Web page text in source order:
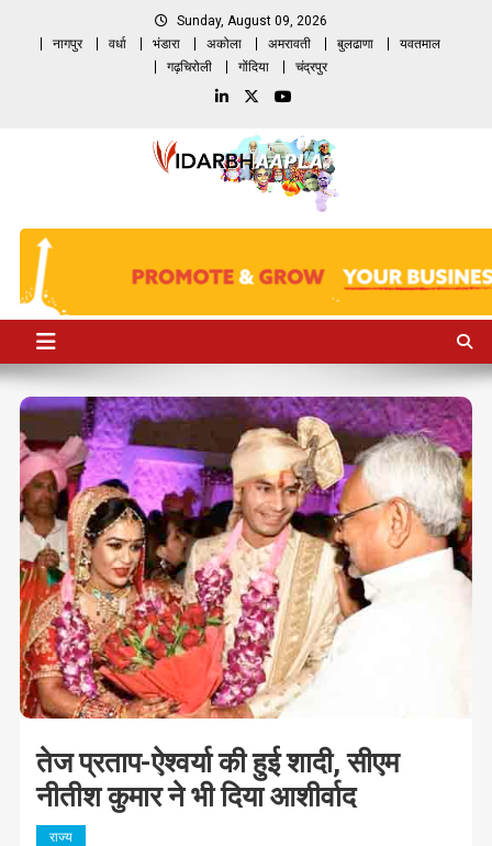
Sunday, August 09, 2026
नागपुर
वर्धा भंडारा अकोला अमरावती बुलढाणा
यवतमाल
गढ़चिरोली
गोंदिया चंद्रपुर
तेज प्रताप-ऐश्वर्या की हुई शादी, सीएम
नीतीश कुमार ने भी दिया आशीर्वाद
राज्य